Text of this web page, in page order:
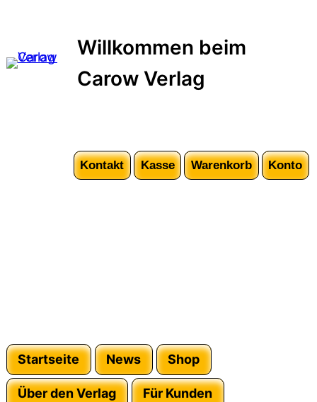
springen
Willkommen beim
Carow Verlag
Kontakt Kasse Warenkorb Konto
Startseite News Shop
Über den Verlag Für Kunden